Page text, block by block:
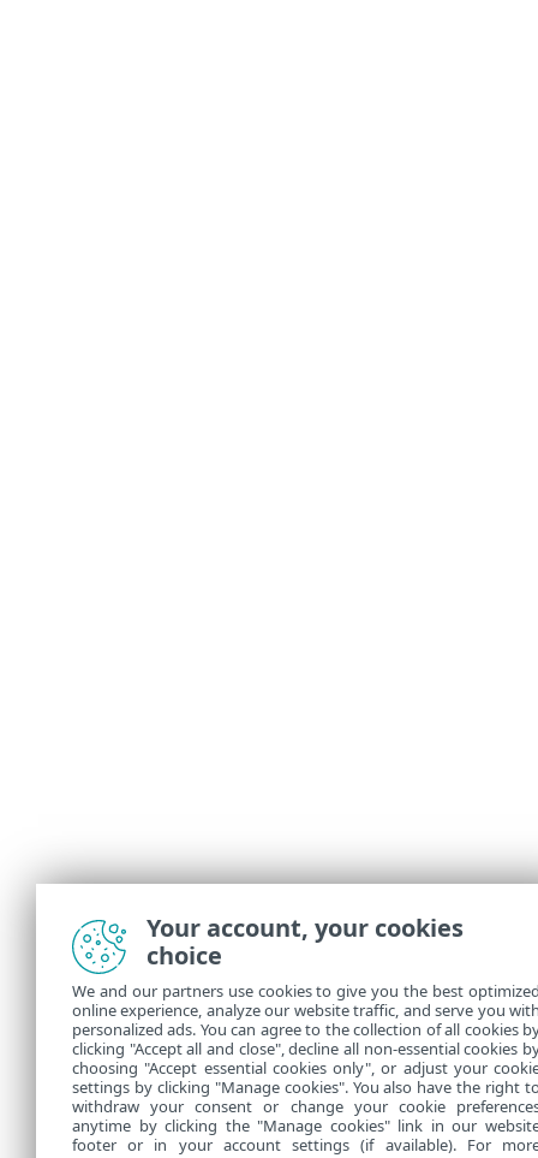
Your account, your cookies
choice
We and our partners use cookies to give you the best
online experience, analyze our website traffic, and serve you
personalized ads. You can agree to the collection of all cookies
clicking "Accept all and close", decline all non-essential cookies
choosing "Accept essential cookies only", or adjust your
settings by clicking "Manage cookies". You also have the right
withdraw your consent or change your cookie
anytime by clicking the "Manage cookies" link in our
footer or in your account settings (if available). For